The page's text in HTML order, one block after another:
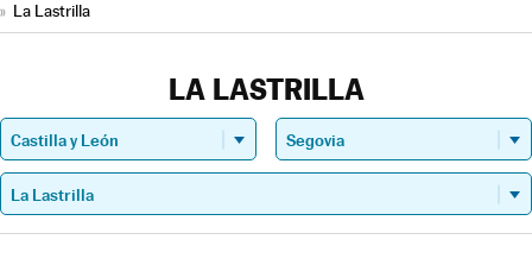
» La Lastrilla
LA LASTRILLA